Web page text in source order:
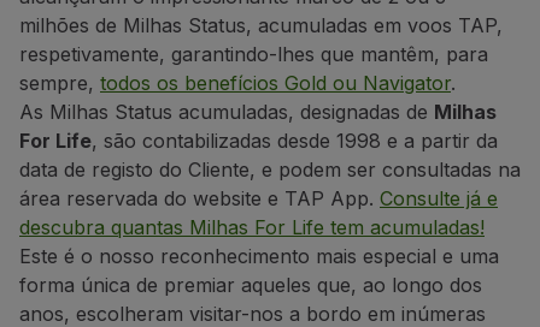
Club TAP Miles&Go
Promoções e Ofertas
Central de ajuda
Perguntas frequentes
Pedidos e reclamações
Contactos
Informações úteis
Reembolsos
Fatura online
Bagagem perdida / danificada
Voo atrasado / cancelado
milhões de Milhas Status, acumuladas em voos TAP,
respetivamente, garantindo-lhes que mantêm, para
sempre, todos os benefícios Gold ou Navigator.
As Milhas Status acumuladas, designadas de Milhas
For Life, são contabilizadas desde 1998 e a partir da
data de registo do Cliente, e podem ser consultadas na
área reservada do website e TAP App. Consulte já e
descubra quantas Milhas For Life tem acumuladas!
Este é o nosso reconhecimento mais especial e uma
forma única de premiar aqueles que, ao longo dos
anos, escolheram visitar-nos a bordo em inúmeras